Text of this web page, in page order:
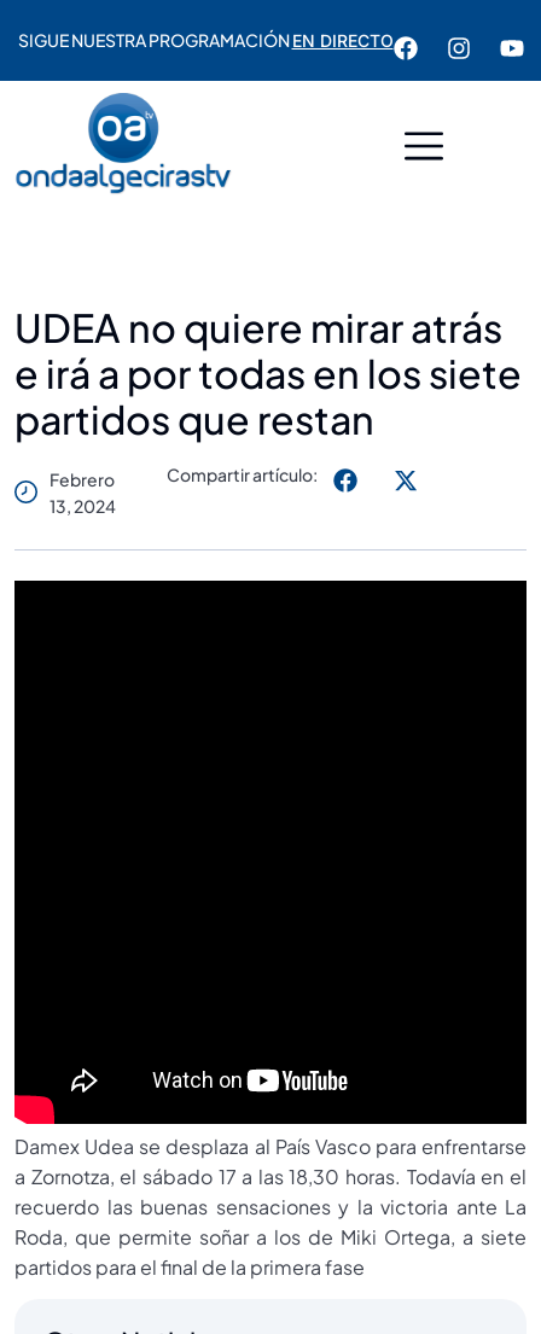
SIGUE NUESTRA PROGRAMACIÓNEN DIRECTO
UDEA no quiere mirar atrás
e irá a por todas en los siete
partidos que restan
Febrero
13, 2024
Compartir artículo:
Damex Udea se desplaza al País Vasco para enfrentarse
a Zornotza, el sábado 17 a las 18,30 horas. Todavía en el
recuerdo las buenas sensaciones y la victoria ante La
Roda, que permite soñar a los de Miki Ortega, a siete
partidos para el final de la primera fase